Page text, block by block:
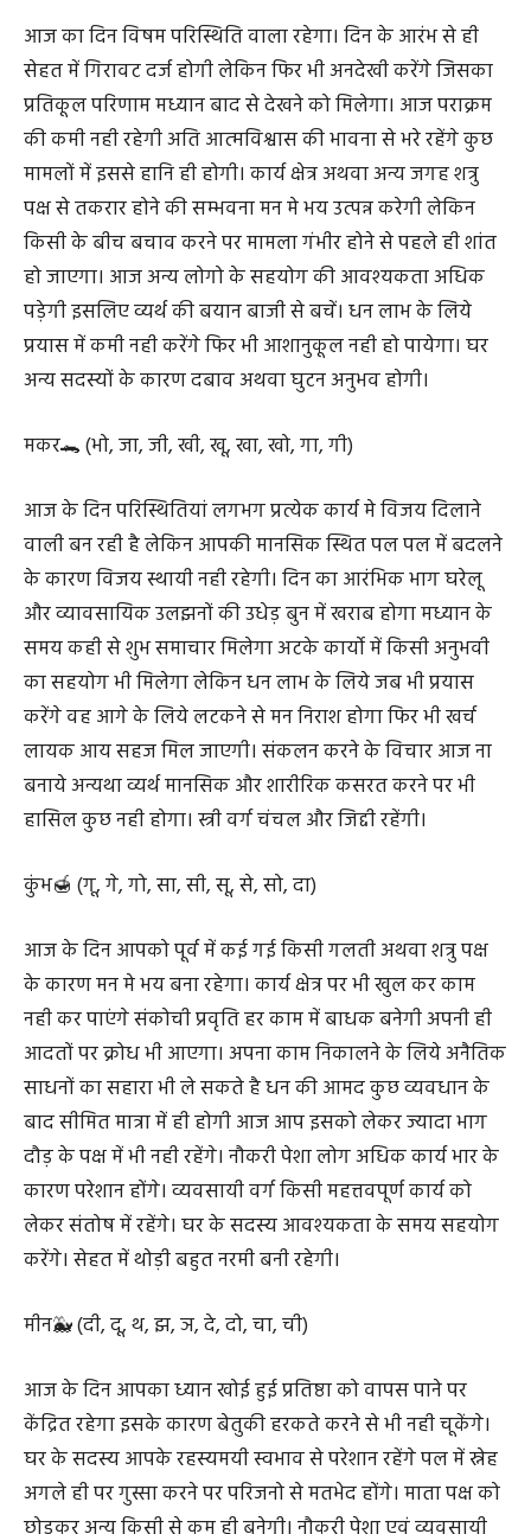
आज का दिन विषम परिस्थिति वाला रहेगा। दिन के आरंभ से ही
सेहत में गिरावट दर्ज होगी लेकिन फिर भी अनदेखी करेंगे जिसका
प्रतिकूल परिणाम मध्यान बाद से देखने को मिलेगा। आज पराक्रम
की कमी नही रहेगी अति आत्मविश्वास की भावना से भरे रहेंगे कुछ
मामलों में इससे हानि ही होगी। कार्य क्षेत्र अथवा अन्य जगह शत्रु
पक्ष से तकरार होने की सम्भवना मन मे भय उत्पन्न करेगी लेकिन
किसी के बीच बचाव करने पर मामला गंभीर होने से पहले ही शांत
हो जाएगा। आज अन्य लोगो के सहयोग की आवश्यकता अधिक
पड़ेगी इसलिए व्यर्थ की बयान बाजी से बचें। धन लाभ के लिये
प्रयास में कमी नही करेंगे फिर भी आशानुकूल नही हो पायेगा। घर
अन्य सदस्यों के कारण दबाव अथवा घुटन अनुभव होगी।
मकर🐊 (भो, जा, जी, खी, खू, खा, खो, गा, गी)
आज के दिन परिस्थितियां लगभग प्रत्येक कार्य मे विजय दिलाने
वाली बन रही है लेकिन आपकी मानसिक स्थित पल पल में बदलने
के कारण विजय स्थायी नही रहेगी। दिन का आरंभिक भाग घरेलू
और व्यावसायिक उलझनों की उधेड़ बुन में खराब होगा मध्यान के
समय कही से शुभ समाचार मिलेगा अटके कार्यो में किसी अनुभवी
का सहयोग भी मिलेगा लेकिन धन लाभ के लिये जब भी प्रयास
करेंगे वह आगे के लिये लटकने से मन निराश होगा फिर भी खर्च
लायक आय सहज मिल जाएगी। संकलन करने के विचार आज ना
बनाये अन्यथा व्यर्थ मानसिक और शारीरिक कसरत करने पर भी
हासिल कुछ नही होगा। स्त्री वर्ग चंचल और जिद्दी रहेंगी।
कुंभ🍯 (गू, गे, गो, सा, सी, सू, से, सो, दा)
आज के दिन आपको पूर्व में कई गई किसी गलती अथवा शत्रु पक्ष
के कारण मन मे भय बना रहेगा। कार्य क्षेत्र पर भी खुल कर काम
नही कर पाएंगे संकोची प्रवृति हर काम में बाधक बनेगी अपनी ही
आदतों पर क्रोध भी आएगा। अपना काम निकालने के लिये अनैतिक
साधनों का सहारा भी ले सकते है धन की आमद कुछ व्यवधान के
बाद सीमित मात्रा में ही होगी आज आप इसको लेकर ज्यादा भाग
दौड़ के पक्ष में भी नही रहेंगे। नौकरी पेशा लोग अधिक कार्य भार के
कारण परेशान होंगे। व्यवसायी वर्ग किसी महत्तवपूर्ण कार्य को
लेकर संतोष में रहेंगे। घर के सदस्य आवश्यकता के समय सहयोग
करेंगे। सेहत में थोड़ी बहुत नरमी बनी रहेगी।
मीन🐳 (दी, दू, थ, झ, ञ, दे, दो, चा, ची)
आज के दिन आपका ध्यान खोई हुई प्रतिष्ठा को वापस पाने पर
केंद्रित रहेगा इसके कारण बेतुकी हरकते करने से भी नही चूकेंगे।
घर के सदस्य आपके रहस्यमयी स्वभाव से परेशान रहेंगे पल में स्नेह
अगले ही पर गुस्सा करने पर परिजनो से मतभेद होंगे। माता पक्ष को